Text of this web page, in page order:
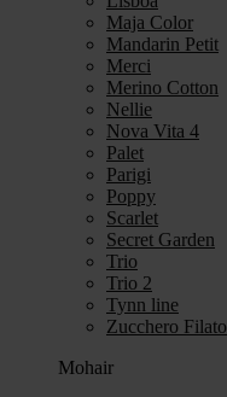
Maja Color
Mandarin Petit
Merci
Merino Cotton
Nellie
Nova Vita 4
Palet
Parigi
Poppy
Scarlet
Secret Garden
Trio
Trio 2
Tynn line
Zucchero Filato
Mohair